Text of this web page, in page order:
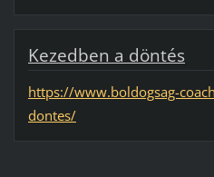
Kezedben a döntés
https://www.boldogsag-
dontes/